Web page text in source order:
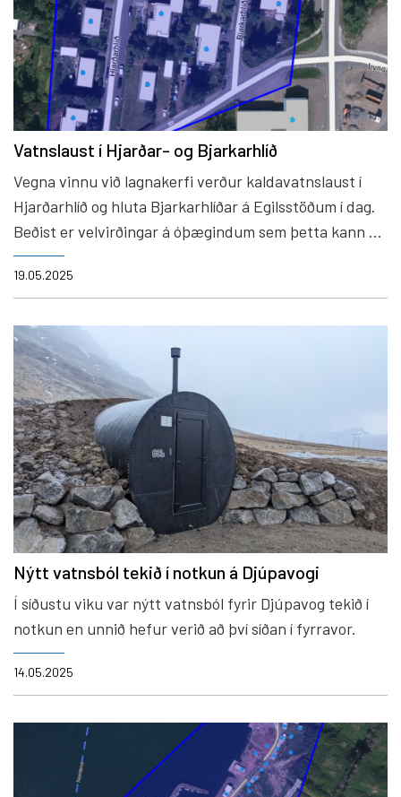
Vatnslaust í Hjarðar- og Bjarkarhlíð
19.05.2025
Vegna vinnu við lagnakerfi verður kaldavatnslaust í
Hjarðarhlíð og hluta Bjarkarhlíðar á Egilsstöðum í dag.
Beðist er velvirðingar á óþægindum sem þetta kann að
valda
Nýtt vatnsból tekið í notkun á Djúpavogi
14.05.2025
Í síðustu viku var nýtt vatnsból fyrir Djúpavog tekið í
notkun en unnið hefur verið að því síðan í fyrravor.